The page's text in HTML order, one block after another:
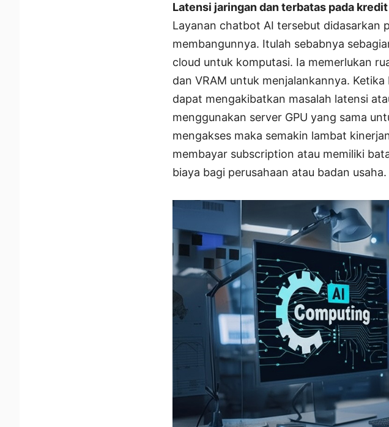
Latensi jaringan dan terbatas pada
Layanan chatbot AI tersebut didasarkan
membangunnya. Itulah sebabnya
cloud untuk komputasi. Ia memerlukan
dan VRAM untuk menjalankannya.
dapat mengakibatkan masalah latensi
menggunakan server GPU yang sama
mengakses maka semakin lambat
membayar subscription atau memiliki
biaya bagi perusahaan atau badan usaha.